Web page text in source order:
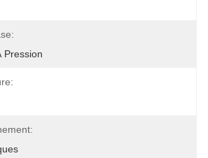
Pression